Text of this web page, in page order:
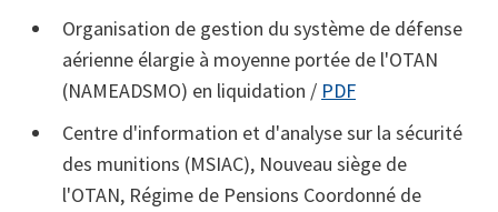
Organisation de gestion du système de défense
aérienne élargie à moyenne portée de l'OTAN
(NAMEADSMO) en liquidation / PDF
Centre d'information et d'analyse sur la sécurité
des munitions (MSIAC), Nouveau siège de
l'OTAN, Régime de Pensions Coordonné de